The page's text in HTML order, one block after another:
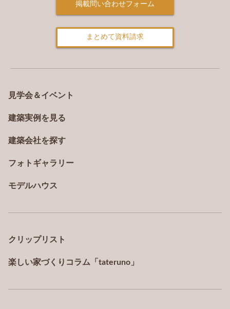
掲載問い合わせフォーム
まとめて資料請求
見学会＆イベント
建築実例を見る
建築会社を探す
フォトギャラリー
モデルハウス
クリップリスト
楽しい家づくりコラム「tateruno」